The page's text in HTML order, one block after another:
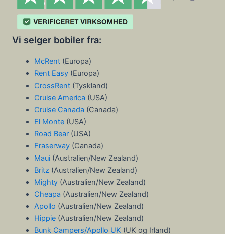
Vi selger bobiler fra:
McRent(Europa)
Rent Easy(Europa)
CrossRent(Tyskland)
Cruise America (USA)
Cruise Canada (Canada)
El Monte(USA)
Road Bear(USA)
Fraserway (Canada)
Maui (Australien/New Zealand)
Britz (Australien/New Zealand)
Mighty (Australien/New Zealand)
Cheapa (Australien/New Zealand)
Apollo (Australien/New Zealand)
Hippie(Australien/New Zealand)
Bunk Campers/Apollo UK (UK og Irland)